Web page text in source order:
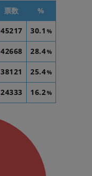
票数 %
45217 30.1 %
42668 28.4%
38121 25.4%
24333 16.2%